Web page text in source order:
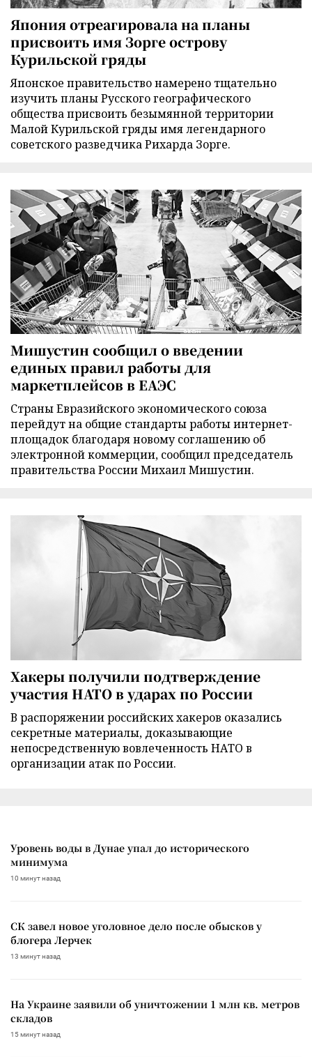
Япония отреагировала на планы
присвоить имя Зорге острову
Курильской гряды
Японское правительство намерено тщательно
изучить планы Русского географического
общества присвоить безымянной территории
Малой Курильской гряды имя легендарного
советского разведчика Рихарда Зорге.
Мишустин сообщил о введении
единых правил работы для
маркетплейсов в ЕАЭС
Страны Евразийского экономического союза
перейдут на общие стандарты работы интернет-
площадок благодаря новому соглашению об
электронной коммерции, сообщил председатель
правительства России Михаил Мишустин.
Хакеры получили подтверждение
участия НАТО в ударах по России
В распоряжении российских хакеров оказались
секретные материалы, доказывающие
непосредственную вовлеченность НАТО в
организации атак по России.
Уровень воды в Дунае упал до исторического
минимума
10 минут назад
СК завел новое уголовное дело после обысков у
блогера Лерчек
13 минут назад
На Украине заявили об уничтожении 1 млн кв. метров
складов
15 минут назад